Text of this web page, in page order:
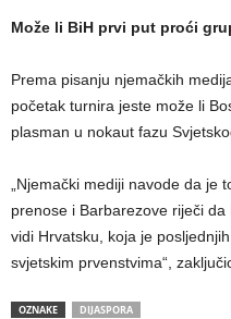
Može li BiH prvi put proći
Prema pisanju njemačkih
početak turnira jeste može li
plasman u nokaut fazu
„Njemački mediji navode da je
prenose i Barbarezove riječi
vidi Hrvatsku, koja je
svjetskim prvenstvima“,
OZNAKE DIJASPORA